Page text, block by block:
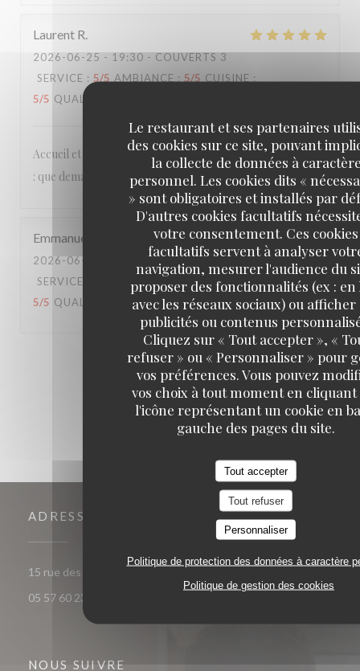
Le restaurant et ses partenaires
des cookies sur ce site, pouvant
la collecte de données à
personnel. Les cookies dits «
» sont obligatoires et installés par
D'autres cookies facultatifs
votre consentement. Ces cookies
facultatifs servent à analyser
navigation, mesurer l'audience du
proposer des fonctionnalités (ex : en
avec les réseaux sociaux) ou afficher
publicités ou contenus
Cliquez sur « Tout accepter », «
refuser » ou « Personnaliser » pour
vos préférences. Vous pouvez
vos choix à tout moment en
l'icône représentant un cookie en
gauche des pages du site.
Tout accepter
Tout refuser
Personnaliser
Politique de protection des données à caractère
Politique de gestion des cookies
Laurent R
2026-06-25 - 19:30 - COUVERTS 3
SERVICE : 5/5 AMBIANCE : 5/5 CUISINE :
5/5 QUALITÉ / PRIX
Accueil et services agréables et détendus, cuisine délicieuse
: que demander de plus ?
Emmanuel
2026-06-20
- 20:15 - COUVERTS 2
SERVICE
/5 CUISINE
5/5 QUALITÉ / PRIX: 4/5
1 2 3
ADRESSE
15 rue des frères Bonie 33000 Bordeaux ((ouvre une nouvelle
05 57 60 23 56
NOUS SUIVRE